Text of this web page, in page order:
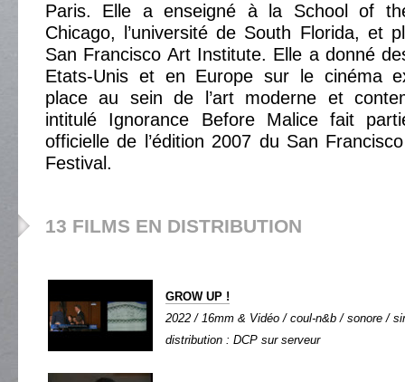
Paris. Elle a enseigné à la School of
Chicago, l’université de South Florida, et
San Francisco Art Institute. Elle a donné
Etats-Unis et en Europe sur le cinéma
place au sein de l’art moderne et
intitulé Ignorance Before Malice fait
officielle de l’édition 2007 du San
Festival.
13 FILMS EN DISTRIBUTION
GROW UP !
2022 / 16mm & Vidéo / coul-n&b / sonore /
distribution : DCP sur serveur